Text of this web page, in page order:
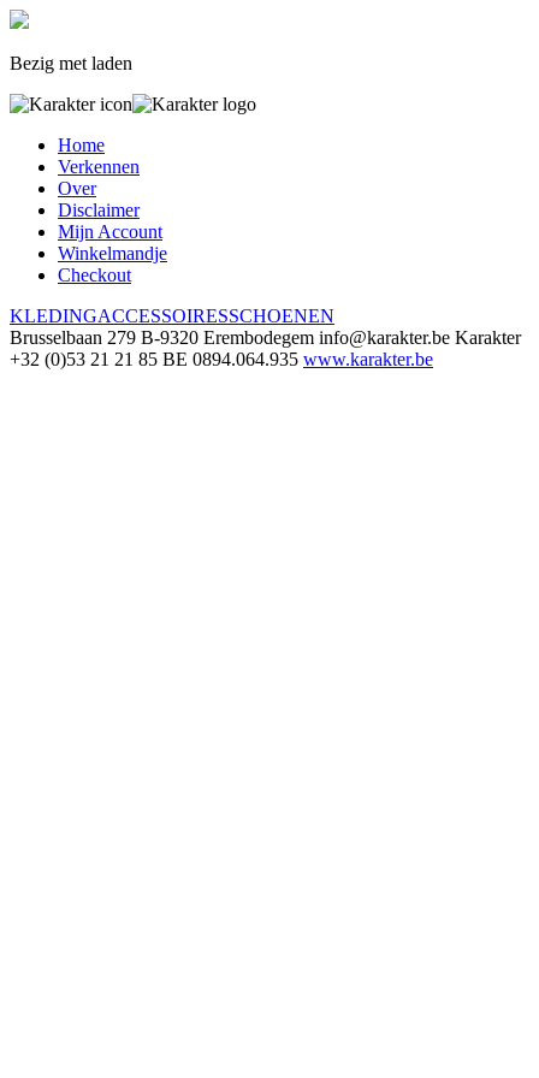
Bezig met laden
Home
Verkennen
Over
Disclaimer
Mijn Account
Winkelmandje
Checkout
KLEDINGACCESSOIRESSCHOENEN
Brusselbaan 279 B-9320 Erembodegem info@karakter.be Karakter
+32 (0)53 21 21 85 BE 0894.064.935 www.karakter.be